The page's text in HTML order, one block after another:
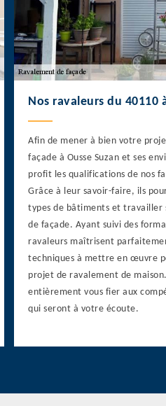
Nos ravaleurs du 40110
Afin de mener à bien votre
façade à Ousse Suzan et ses
profit les qualifications de nos
Grâce à leur savoir-faire, ils
types de bâtiments et travailler
de façade. Ayant suivi des
ravaleurs maîtrisent
techniques à mettre en œuvre
projet de ravalement de
entièrement vous fier aux
qui seront à votre écoute.